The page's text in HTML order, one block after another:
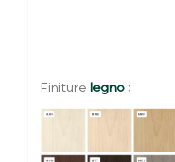
Finiture legno :